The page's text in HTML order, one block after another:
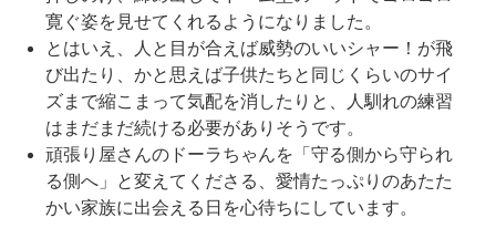
寛ぐ姿を見せてくれるようになりました。
とはいえ、人と目が合えば威勢のいいシャー！が飛
び出たり、かと思えば子供たちと同じくらいのサイ
ズまで縮こまって気配を消したりと、人馴れの練習
はまだまだ続ける必要がありそうです。
頑張り屋さんのドーラちゃんを「守る側から守られ
る側へ」と変えてくださる、愛情たっぷりのあたた
かい家族に出会える日を心待ちにしています。